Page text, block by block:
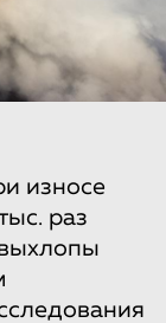
износе
раз